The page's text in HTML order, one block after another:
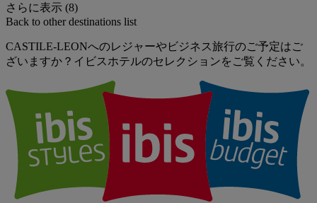
さらに表示 (8)
Back to other destinations list
CASTILE-LEONへのレジャーやビジネス旅行のご予定はご
ざいますか？イビスホテルのセレクションをご覧ください。